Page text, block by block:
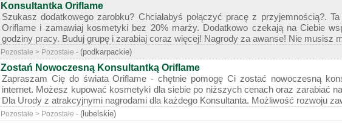
Konsultantka Oriflame
Szukasz dodatkowego zarobku? Chciałabyś połączyć pracę z przyjemnością?.
Oriflame i zamawiaj kosmetyki bez 20% marży. Dodatkowo czekają na Ciebie
godziny pracy. Buduj grupę i zarabiaj coraz więcej! Nagrody za awanse! Nie musisz
Pozostałe > Pozostałe - (podkarpackie)
Zostań Nowoczesną Konsultantką Oriflame
Zapraszam Cię do świata Oriflame - chętnie pomogę Ci zostać nowoczesną
internet. Możesz kupować kosmetyki dla siebie po niższych cenach oraz zarabiać
Dla Urody z atrakcyjnymi nagrodami dla każdego Konsultanta. Możliwość rozwoju
Pozostałe > Pozostałe - (lubelskie)